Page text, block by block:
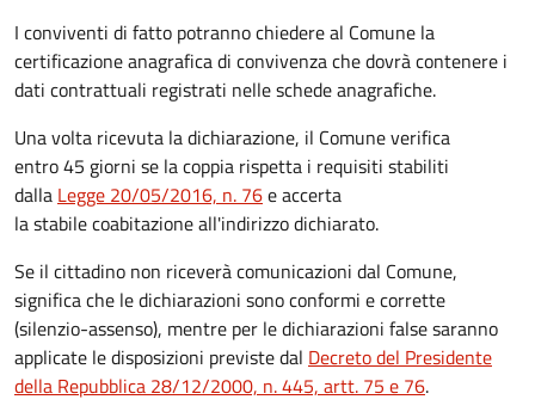
I conviventi di fatto potranno chiedere al Comune la
certificazione anagrafica di convivenza che dovrà contenere i
dati contrattuali registrati nelle schede anagrafiche.
Una volta ricevuta la dichiarazione, il Comune verifica
entro 45 giorni se la coppia rispetta i requisiti stabiliti
dalla Legge 20/05/2016, n. 76e accerta
la stabile coabitazione all'indirizzo dichiarato.
Se il cittadino non riceverà comunicazioni dal Comune,
significa che le dichiarazioni sono conformi e corrette
(silenzio-assenso), mentre per le dichiarazioni false saranno
applicate le disposizioni previste dal Decreto del Presidente
della Repubblica 28/12/2000, n. 445, artt. 75 e 76.